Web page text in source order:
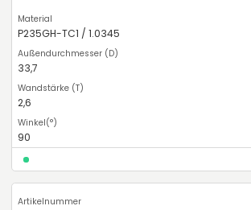
P235GH-TC1 / 1.0345
33,7
2,6
90